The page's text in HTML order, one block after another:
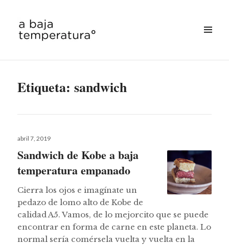
Etiqueta:sandwich
Publicado
abril 7, 2019
Sandwich de Kobe a baja
temperatura empanado
Cierra los ojos e imagínate un
pedazo de lomo alto de Kobe de
calidad A5. Vamos, de lo mejorcito que se puede
encontrar en forma de carne en este planeta. Lo
normal sería comérsela vuelta y vuelta en la